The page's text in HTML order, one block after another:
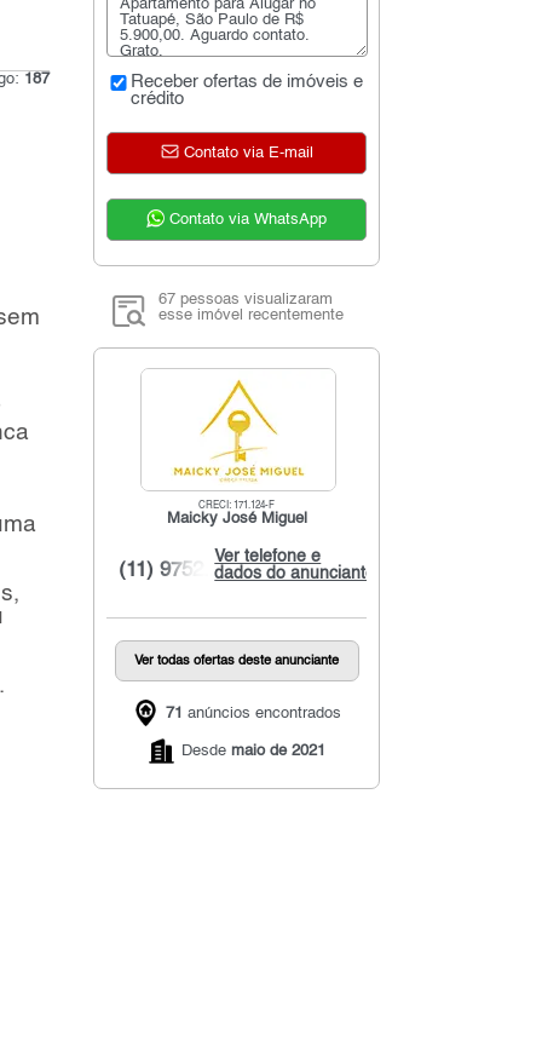
187
Receber ofertas de imóveis e
crédito
Contato via E-mail
Contato via WhatsApp
67 pessoas visualizaram
esse imóvel recentemente
CRECI: 171.124-F
Maicky José Miguel
Ver telefone e
dados do anunciante
(11) 9752...
Ver todas ofertas deste anunciante
71 anúncios encontrados
Desde maio de 2021